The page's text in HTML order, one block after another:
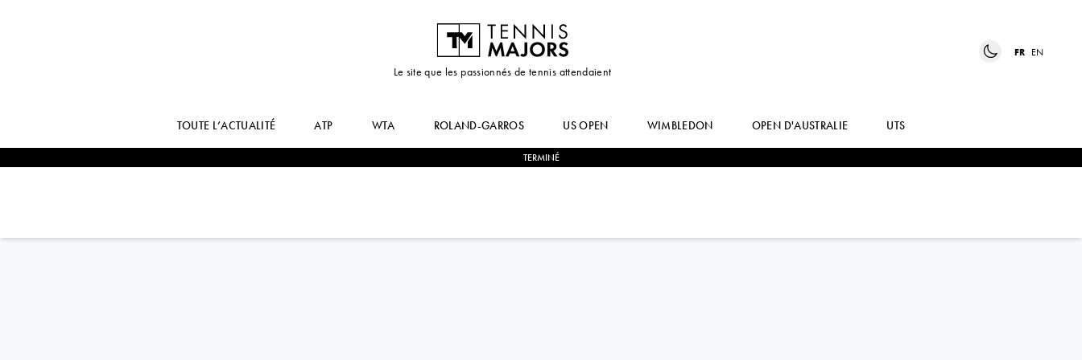
Le site que les passionnés de tennis attendaient
FR EN
TOUTE L’ACTUALITÉ ATP WTA ROLAND-GARROS US OPEN WIMBLEDON OPEN D'AUSTRALIE UTS
TERMINÉ